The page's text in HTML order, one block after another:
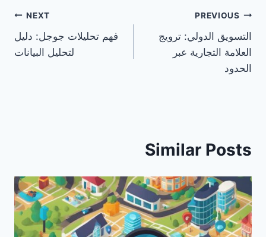
تصفّح
المقالات
PREVIOUS
التسويق الدولي: ترويج
العلامة التجارية عبر
الحدود
NEXT
فهم تحليلات جوجل: دليل
لتحليل البيانات
Similar Posts